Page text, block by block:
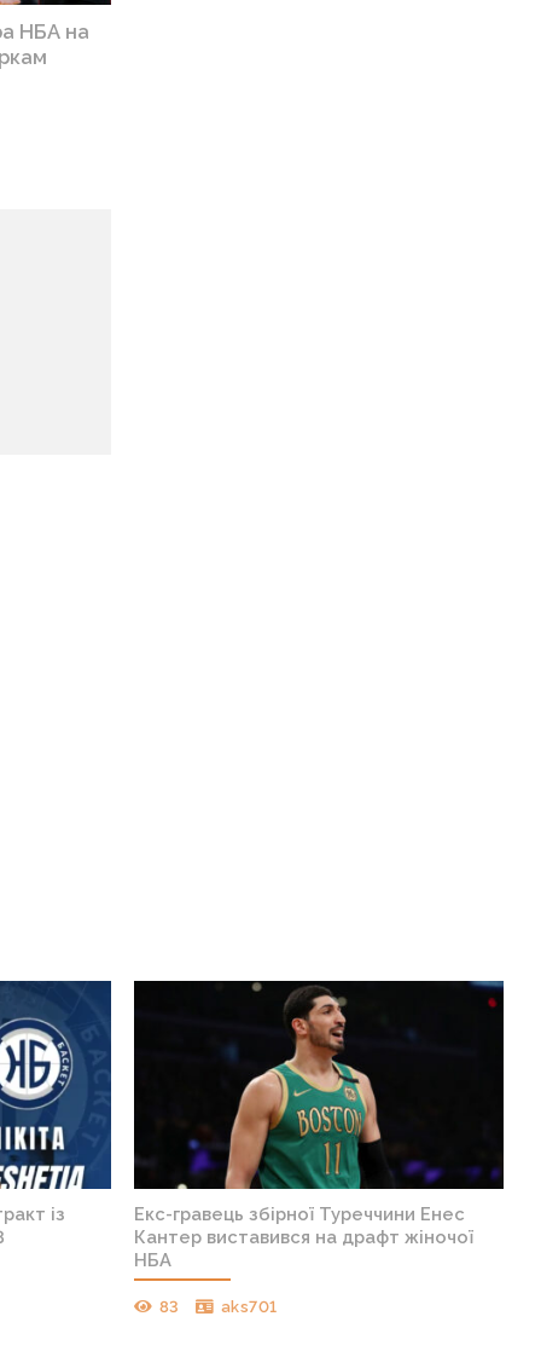
НБА на
із
Екс-гравець збірної Туреччини Енес
Кантер виставився на драфт жіночої
НБА
83 aks701